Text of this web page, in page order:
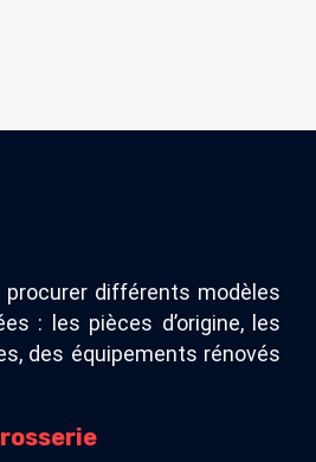
procurer différents modèles
: les pièces d’origine, les
des équipements rénovés